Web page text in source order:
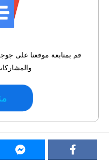
قم بمتابعة موقعنا على